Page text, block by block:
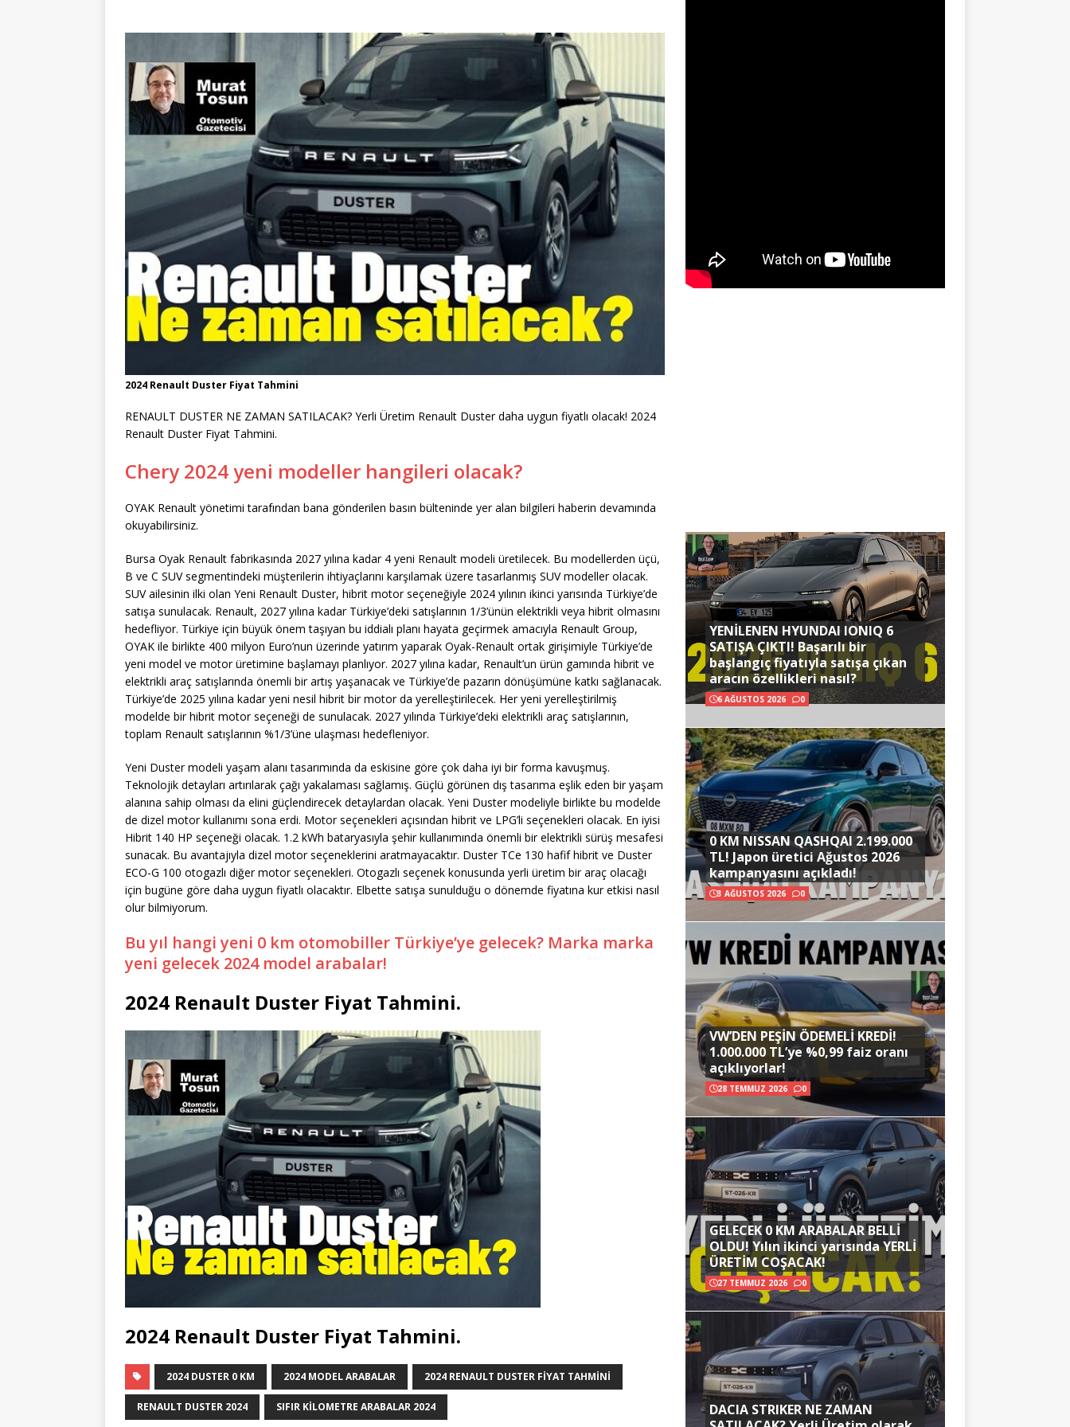
2024 Renault Duster Fiyat Tahmini
RENAULT DUSTER NE ZAMAN SATILACAK? Yerli Üretim Renault Duster daha uygun fiyatlı olacak! 2024
Renault Duster Fiyat Tahmini.
Chery 2024 yeni modeller hangileri olacak?
OYAK Renault yönetimi tarafından bana gönderilen basın bülteninde yer alan bilgileri haberin devamında
okuyabilirsiniz.
Bursa Oyak Renault fabrikasında 2027 yılına kadar 4 yeni Renault modeli üretilecek. Bu modellerden üçü,
B ve C SUV segmentindeki müşterilerin ihtiyaçlarını karşılamak üzere tasarlanmış SUV modeller olacak.
SUV ailesinin ilki olan Yeni Renault Duster, hibrit motor seçeneğiyle 2024 yılının ikinci yarısında Türkiye’de
satışa sunulacak. Renault, 2027 yılına kadar Türkiye’deki satışlarının 1/3’ünün elektrikli veya hibrit olmasını
hedefliyor. Türkiye için büyük önem taşıyan bu iddialı planı hayata geçirmek amacıyla Renault Group,
OYAK ile birlikte 400 milyon Euro’nun üzerinde yatırım yaparak Oyak-Renault ortak girişimiyle Türkiye’de
yeni model ve motor üretimine başlamayı planlıyor. 2027 yılına kadar, Renault’un ürün gamında hibrit ve
elektrikli araç satışlarında önemli bir artış yaşanacak ve Türkiye’de pazarın dönüşümüne katkı sağlanacak.
Türkiye’de 2025 yılına kadar yeni nesil hibrit bir motor da yerelleştirilecek. Her yeni yerelleştirilmiş
modelde bir hibrit motor seçeneği de sunulacak. 2027 yılında Türkiye’deki elektrikli araç satışlarının,
toplam Renault satışlarının %1/3’üne ulaşması hedefleniyor.
Yeni Duster modeli yaşam alanı tasarımında da eskisine göre çok daha iyi bir forma kavuşmuş.
Teknolojik detayları artırılarak çağı yakalaması sağlamış. Güçlü görünen dış tasarıma eşlik eden bir yaşam
alanına sahip olması da elini güçlendirecek detaylardan olacak. Yeni Duster modeliyle birlikte bu modelde
de dizel motor kullanımı sona erdi. Motor seçenekleri açısından hibrit ve LPG’li seçenekleri olacak. En iyisi
Hibrit 140 HP seçeneği olacak. 1.2 kWh bataryasıyla şehir kullanımında önemli bir elektrikli sürüş mesafesi
sunacak. Bu avantajıyla dizel motor seçeneklerini aratmayacaktır. Duster TCe 130 hafif hibrit ve Duster
ECO-G 100 otogazlı diğer motor seçenekleri. Otogazlı seçenek konusunda yerli üretim bir araç olacağı
için bugüne göre daha uygun fiyatlı olacaktır. Elbette satışa sunulduğu o dönemde fiyatına kur etkisi nasıl
olur bilmiyorum.
Bu yıl hangi yeni 0 km otomobiller Türkiye’ye gelecek? Marka marka
yeni gelecek 2024 model arabalar!
2024 Renault Duster Fiyat Tahmini.
2024 Renault Duster Fiyat Tahmini.
2024 DUSTER 0 KM 2024 MODEL ARABALAR 2024 RENAULT DUSTER FIYAT TAHMINI
RENAULT DUSTER 2024 SIFIR KILOMETRE ARABALAR 2024
YENİLENEN HYUNDAI IONIQ 6
SATIŞA ÇIKTI! Başarılı bir
başlangıç fiyatıyla satışa çıkan
aracın özellikleri nasıl?
6 AĞUSTOS 2026 0
0 KM NISSAN QASHQAI 2.199.000
TL! Japon üretici Ağustos 2026
kampanyasını açıkladı!
3 AĞUSTOS 2026 0
VW’DEN PEŞİN ÖDEMELİ KREDİ!
1.000.000 TL’ye %0,99 faiz oranı
açıklıyorlar!
28 TEMMUZ 2026 0
GELECEK 0 KM ARABALAR BELLİ
OLDU! Yılın ikinci yarısında YERLİ
ÜRETİM COŞACAK!
27 TEMMUZ 2026 0
DACIA STRIKER NE ZAMAN